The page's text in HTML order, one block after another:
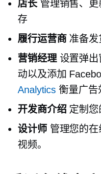
店长管理销售、更
存
履行运营商准备发
营销经理设置弹出
动以及添加
Analytics 衡量广告
开发商介绍定制您
设计师 管理您的
视频。